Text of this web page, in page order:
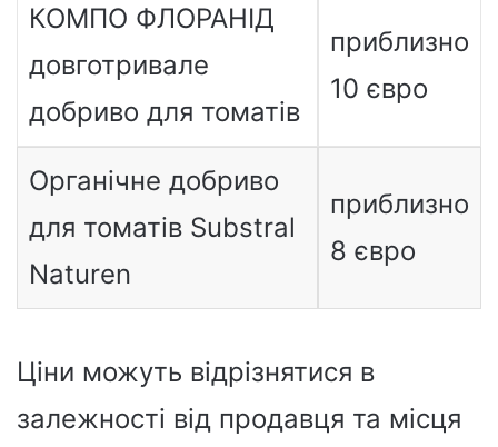
КОМПО ФЛОРАНІД
довготривале
добриво для томатів
приблизно
10 євро
Органічне добриво
для томатів Substral
Naturen
приблизно
8 євро
Ціни можуть відрізнятися в
залежності від продавця та місця